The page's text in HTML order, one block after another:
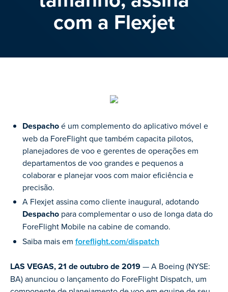
com a Flexjet
Despachoé um complemento do aplicativo móvel e
web da ForeFlight que também capacita pilotos,
planejadores de voo e gerentes de operações em
departamentos de voo grandes e pequenos a
colaborar e planejar voos com maior eficiência e
precisão.
A Flexjet assina como cliente inaugural, adotando
Despacho para complementar o uso de longa data do
ForeFlight Mobile na cabine de comando.
Saiba mais em foreflight.com/dispatch
LAS VEGAS, 21 de outubro de 2019— A Boeing (NYSE:
BA) anunciou o lançamento do ForeFlight Dispatch, um